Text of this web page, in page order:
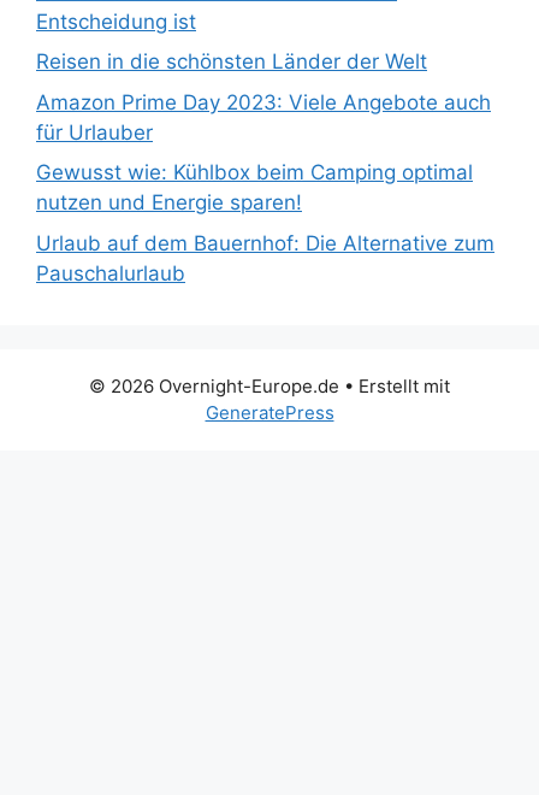
Entscheidung ist
Reisen in die schönsten Länder der Welt
Amazon Prime Day 2023: Viele Angebote auch
für Urlauber
Gewusst wie: Kühlbox beim Camping optimal
nutzen und Energie sparen!
Urlaub auf dem Bauernhof: Die Alternative zum
Pauschalurlaub
© 2026 Overnight-Europe.de • Erstellt mit
GeneratePress